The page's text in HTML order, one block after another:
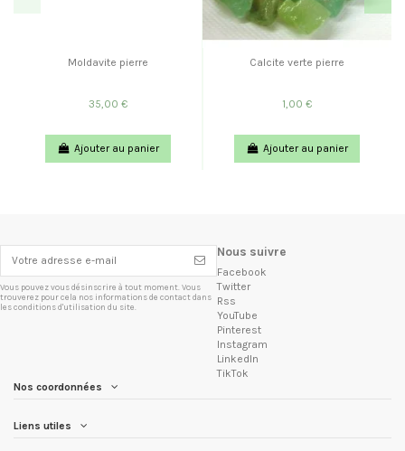
Moldavite pierre
35,00 €
Ajouter au panier
Calcite verte pierre
1,00 €
Ajouter au panier
Vous pouvez vous désinscrire à tout moment. Vous
trouverez pour cela nos informations de contact dans
les conditions d'utilisation du site.
Nous suivre
Facebook
Twitter
Rss
YouTube
Pinterest
Instagram
LinkedIn
TikTok
Nos coordonnées
Liens utiles